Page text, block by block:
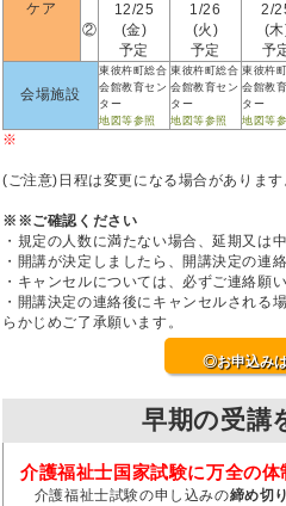
ケア
②
12/25
(金)
予定
1/26
(火)
予定
2/
(
予
会場施設
東彼杵町総合
会館教育セン
ター
地図等参照
東彼杵町総合
会館教育セン
ター
地図等参照
東彼杵
会館教
ター
地図等
※
(ご注意)日程は変更になる場合があります
※※ご確認ください
・規定の人数に満たない場合、延期又は
・開講が決定しましたら、開講決定の連
・キャンセルについては、必ずご連絡願い
・開講決定の連絡後にキャンセルされる
らかじめご了承願います。
◎お申込み
早期の受講
介護福祉士国家試験に万全の体
介護福祉士試験の申し込みの締め切